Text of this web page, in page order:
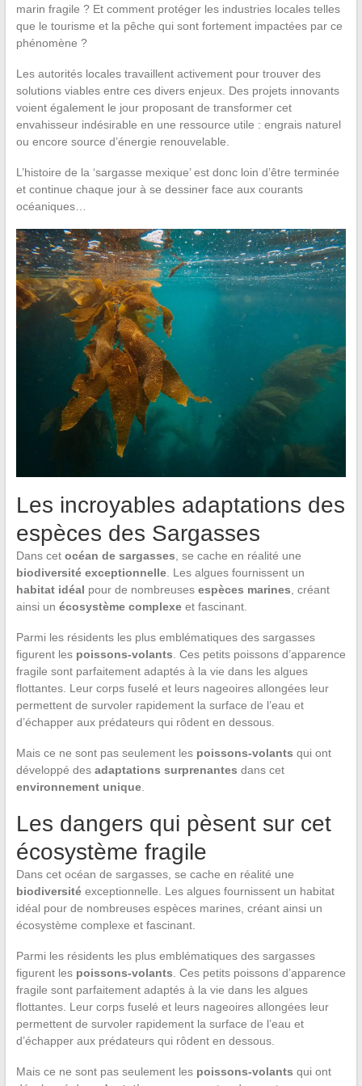
marin fragile ? Et comment protéger les industries locales telles
que le tourisme et la pêche qui sont fortement impactées par ce
phénomène ?
Les autorités locales travaillent activement pour trouver des
solutions viables entre ces divers enjeux. Des projets innovants
voient également le jour proposant de transformer cet
envahisseur indésirable en une ressource utile : engrais naturel
ou encore source d’énergie renouvelable.
L’histoire de la ‘sargasse mexique’ est donc loin d’être terminée
et continue chaque jour à se dessiner face aux courants
océaniques…
Les incroyables adaptations des
espèces des Sargasses
Dans cet océan de sargasses , se cache en réalité une
biodiversité exceptionnelle. Les algues fournissent un
habitat idéal pour de nombreuses espèces marines , créant
ainsi un écosystème complexeet fascinant.
Parmi les résidents les plus emblématiques des sargasses
figurent les poissons-volants . Ces petits poissons d’apparence
fragile sont parfaitement adaptés à la vie dans les algues
flottantes. Leur corps fuselé et leurs nageoires allongées leur
permettent de survoler rapidement la surface de l’eau et
d’échapper aux prédateurs qui rôdent en dessous.
Mais ce ne sont pas seulement les poissons-volants qui ont
développé des adaptations surprenantes dans cet
environnement unique.
Les dangers qui pèsent sur cet
écosystème fragile
Dans cet océan de sargasses, se cache en réalité une
biodiversitéexceptionnelle. Les algues fournissent un habitat
idéal pour de nombreuses espèces marines, créant ainsi un
écosystème complexe et fascinant.
Parmi les résidents les plus emblématiques des sargasses
figurent les poissons-volants . Ces petits poissons d’apparence
fragile sont parfaitement adaptés à la vie dans les algues
flottantes. Leur corps fuselé et leurs nageoires allongées leur
permettent de survoler rapidement la surface de l’eau et
d’échapper aux prédateurs qui rôdent en dessous.
Mais ce ne sont pas seulement les poissons-volants qui ont